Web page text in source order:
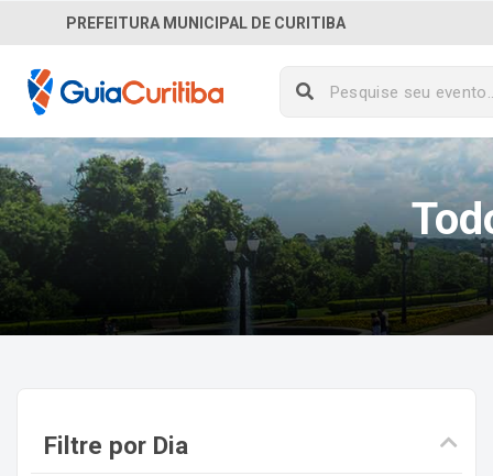
PREFEITURA MUNICIPAL DE CURITIBA
Filtre por Dia